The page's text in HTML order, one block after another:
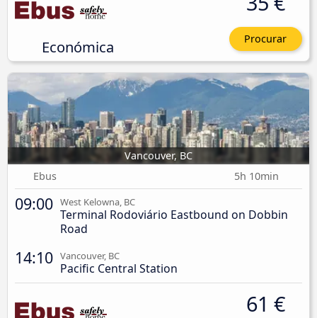
Económica Procurar
Vancouver, BC
Ebus
5h 10min
09:00 West Kelowna, BC
Terminal Rodoviário Eastbound on Dobbin
Road
14:10 Vancouver, BC
Pacific Central Station
61 €